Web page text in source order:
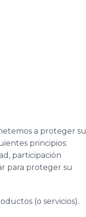
a proteger su
principios:
participación
para proteger su
(o servicios).